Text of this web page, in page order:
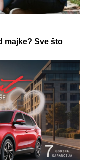
paketa ALTA